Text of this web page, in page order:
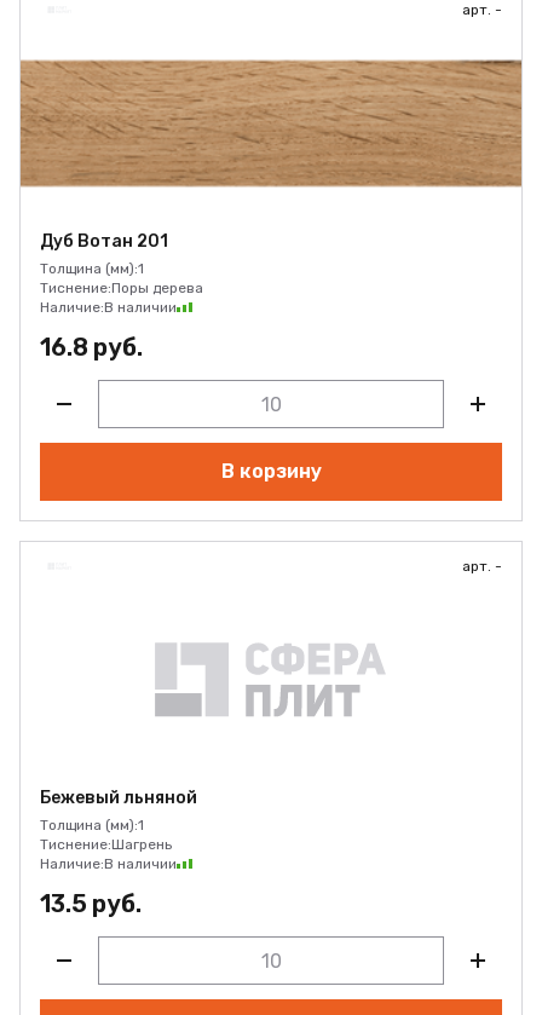
арт. -
Дуб Вотан 201
Толщина (мм):1
Тиснение:Поры дерева
Наличие:В наличии
16.8 руб.
В корзину
арт. -
Бежевый льняной
Толщина (мм):1
Тиснение:Шагрень
Наличие:В наличии
13.5 руб.